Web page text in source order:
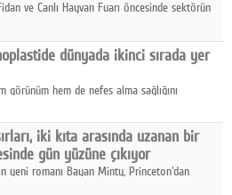
ve Canlı Hayvan Fuarı öncesinde sektörün
dünyada ikinci sırada yer
görünüm hem de nefes alma sağlığını
iki kıta arasında uzanan bir
gün yüzüne çıkıyor
yeni romanı Bayan Minty, Princeton'dan